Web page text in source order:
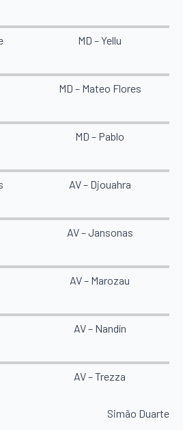
MD – Yellu
MD – Mateo Flores
MD – Pablo
AV – Djouahra
AV – Jansonas
AV – Marozau
AV – Nandín
AV – Trezza
Simão Duarte